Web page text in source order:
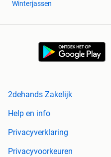
Winterjassen
2dehands Zakelijk
Help en info
Privacyverklaring
Privacyvoorkeuren